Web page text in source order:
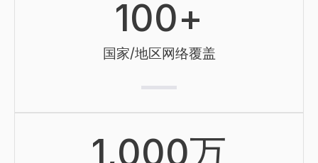
100+
国家/地区网络覆盖
1,000万